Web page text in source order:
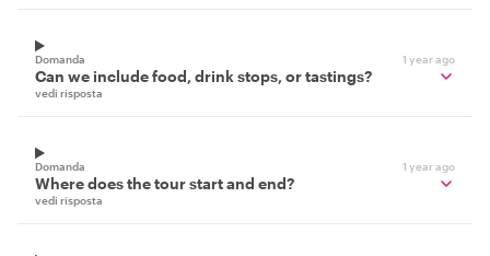
Domanda 1 year ago
Can we include food, drink stops, or tastings?
vedi risposta
Domanda 1 year ago
Where does the tour start and end?
vedi risposta